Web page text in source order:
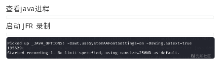
查看java进程
启动 JFR 录制